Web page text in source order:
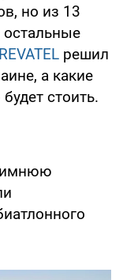
но из 13
решил
а какие
стоить.